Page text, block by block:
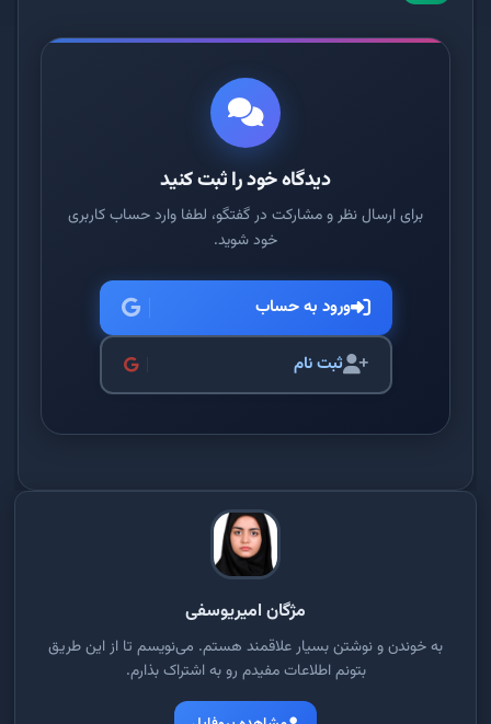
دیدگاه خود را ثبت کنید
برای ارسال نظر و مشارکت در گفتگو، لطفا وارد حساب کاربری
خود شوید.
ورود به حساب
ثبت نام
مژگان امیریوسفی
به خوندن و نوشتن بسیار علاقمند هستم. می‌نویسم تا از این طریق
بتونم اطلاعات مفیدم رو به اشتراک بذارم.